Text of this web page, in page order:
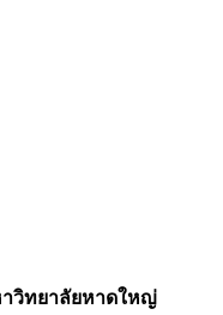
วิทยาลัยหาดใหญ่